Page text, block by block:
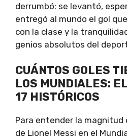
derrumbó: se levantó,
entregó al mundo el gol
con la clase y la
genios absolutos del
CUÁNTOS GOLES
LOS MUNDIALES:
17 HISTÓRICOS
Para entender la magnitud
de Lionel Messi en el